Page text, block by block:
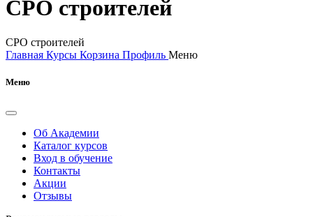
СРО строителей
СРО строителей
Главная Курсы Корзина Профиль Меню
Меню
Об Академии
Каталог курсов
Вход в обучение
Контакты
Акции
Отзывы